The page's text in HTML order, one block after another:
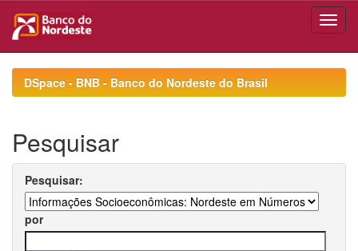
navigationDSpace - BNB - Banco do Nordeste do Brasil
Pesquisar
Pesquisar:
por